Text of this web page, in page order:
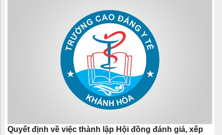
Quyết định về việc thành lập Hội đồng đánh giá, xếp